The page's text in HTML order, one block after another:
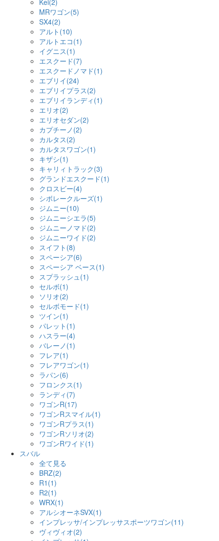
Kei(2)
MRワゴン(5)
SX4(2)
アルト(10)
アルトエコ(1)
イグニス(1)
エスクード(7)
エスクードノマド(1)
エブリイ(24)
エブリイプラス(2)
エブリイランディ(1)
エリオ(2)
エリオセダン(2)
カプチーノ(2)
カルタス(2)
カルタスワゴン(1)
キザシ(1)
キャリィトラック(3)
グランドエスクード(1)
クロスビー(4)
シボレークルーズ(1)
ジムニー(10)
ジムニーシエラ(5)
ジムニーノマド(2)
ジムニーワイド(2)
スイフト(8)
スペーシア(6)
スペーシア ベース(1)
スプラッシュ(1)
セルボ(1)
ソリオ(2)
セルボモード(1)
ツイン(1)
パレット(1)
ハスラー(4)
バレーノ(1)
フレア(1)
フレアワゴン(1)
ラパン(6)
フロンクス(1)
ランディ(7)
ワゴンR(17)
ワゴンRスマイル(1)
ワゴンRプラス(1)
ワゴンRソリオ(2)
ワゴンRワイド(1)
スバル
全て見る
BRZ(2)
R1(1)
R2(1)
WRX(1)
アルシオーネSVX(1)
インプレッサ/インプレッサスポーツワゴン(11)
ヴィヴィオ(2)